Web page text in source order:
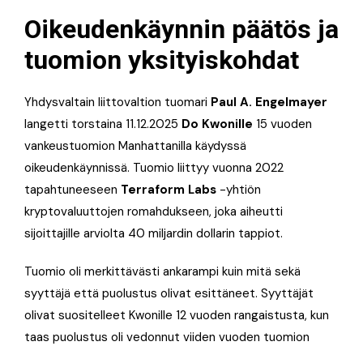
Oikeudenkäynnin päätös ja
tuomion yksityiskohdat
Yhdysvaltain liittovaltion tuomari Paul A. Engelmayer
langetti torstaina 11.12.2025 Do Kwonille 15 vuoden
vankeustuomion Manhattanilla käydyssä
oikeudenkäynnissä. Tuomio liittyy vuonna 2022
tapahtuneeseen Terraform Labs -yhtiön
kryptovaluuttojen romahdukseen, joka aiheutti
sijoittajille arviolta 40 miljardin dollarin tappiot.
Tuomio oli merkittävästi ankarampi kuin mitä sekä
syyttäjä että puolustus olivat esittäneet. Syyttäjät
olivat suositelleet Kwonille 12 vuoden rangaistusta, kun
taas puolustus oli vedonnut viiden vuoden tuomion